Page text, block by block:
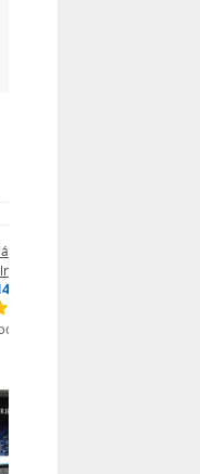
a tonery -
- originální